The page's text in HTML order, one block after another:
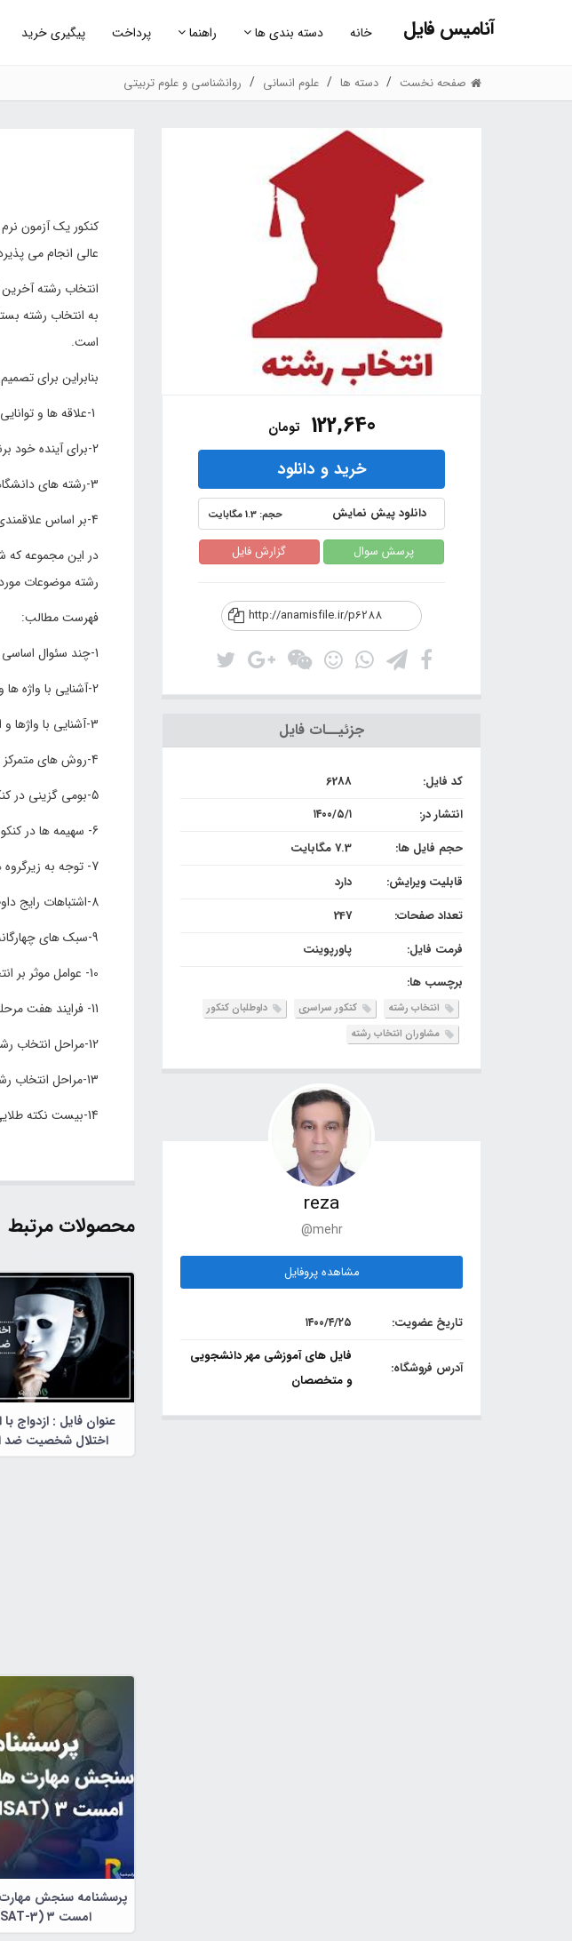
آنامیس فایل خانه دسته بندی ها راهنما پرداخت پیگیری خرید
صفحه نخست دسته ها علوم انسانی روانشناسی و علوم تربیتی
122,640 تومان
خرید و دانلود
دانلود پیش نمایش حجم: 1.3 مگابایت
پرسش سوال گزارش فایل
http://anamisfile.ir/p6288
جزئیــات فایل
کد فایل:
6288
انتشار در:
۱۴۰۰/۵/۱
حجم فایل ها:
7.3 مگابایت
قابلیت ویرایش:
دارد
تعداد صفحات:
247
فرمت فایل:
پاورپوینت
برچسب ها:
انتخاب رشته کنکور سراسری
داوطلبان کنکور
مشاوران انتخاب رشته
reza
@mehr
مشاهده پروفایل
تاریخ عضویت: ۱۴۰۰/۴/۲۵
آدرس فروشگاه:
فایل های آموزشی مهر دانشجویی
و متخصصان
کنکور یک آزمون
عالی انجام می
انتخاب رشته
به انتخاب رشته
است.
بنابراین برای
2-برای آینده خود برنامه داشته باشید
3-رشته های دانشگاهی را بشناسید
4-بر اساس علاقمندی، توانایی ها و برنامه های آینده خود انتخاب رشته نمایید.
رشته موضوعات مورد
فهرست مطالب:
1-چند سئوال اساسی در خصوص کنکور و انتخاب رشته
2-آشنایی با واژه ها و اصطلاحات کنکور و انتخاب رشته
3-آشنایی با واژها و اصطلاحات سازمان سنجش و وزارت علوم
4-روش های متمرکز و متمرکز با شرایط خاص
5-بومی گزینی در کنکور و تاثیر آن در انتخاب رشته
6- سهیمه ها در کنکور
7- توجه به زیرگروه ها
8-اشتباهات رایج داوطلبان در انتخاب رشته
9-سبک های چهارگانه داوطلبان در انتخاب رشته
10- عوامل موثر بر انتخاب رشته
11- فرایند هفت مرحله ای انتخاب رشته
12-مراحل انتخاب رشته بصورت حضوری
13-مراحل انتخاب رشته بصورت غیرحضوری
14-بیست نکته طلایی انتخاب رشته
محصولات مرتبط
عنوان فایل : ازدواج با
اختلال شخصیت ضد
پرسشنامه سنجش
امست ۳ (OMSAT-3)